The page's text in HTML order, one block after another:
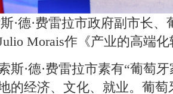
德·费雷拉市政府副市长、
Morais作《产业的高端
·德·费雷拉市素有“葡萄牙
的经济、文化、就业。葡